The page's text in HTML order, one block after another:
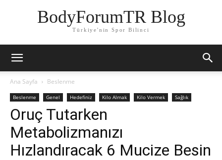
BodyForumTR Blog
Türkiye'nin Spor Bilinci
Ana Sayfa Beslenme
Beslenme Genel Hedefiniz Kilo Almak Kilo Vermek Sağlık
Oruç Tutarken
Metabolizmanızı
Hızlandıracak 6 Mucize Besin